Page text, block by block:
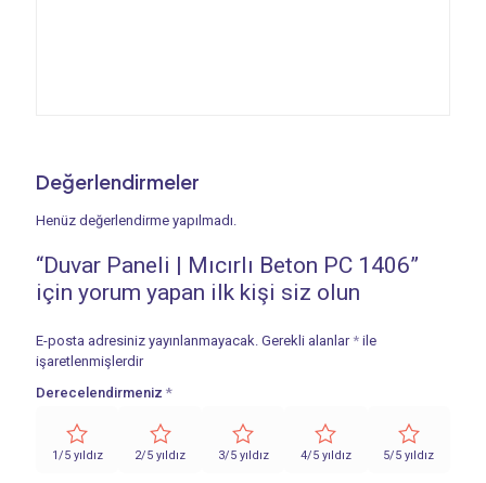
Değerlendirmeler
Henüz değerlendirme yapılmadı.
“Duvar Paneli | Mıcırlı Beton PC 1406”
için yorum yapan ilk kişi siz olun
E-posta adresiniz yayınlanmayacak. Gerekli alanlar * ile
işaretlenmişlerdir
Derecelendirmeniz *
1/5 yıldız 2/5 yıldız 3/5 yıldız 4/5 yıldız 5/5 yıldız